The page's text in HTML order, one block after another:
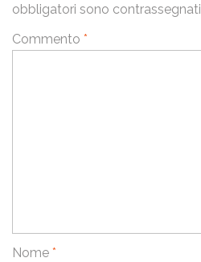
obbligatori sono contrassegnati
Commento *
Nome *